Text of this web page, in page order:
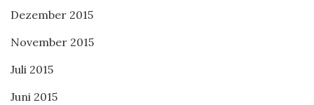
Dezember 2015
November 2015
Juli 2015
Juni 2015